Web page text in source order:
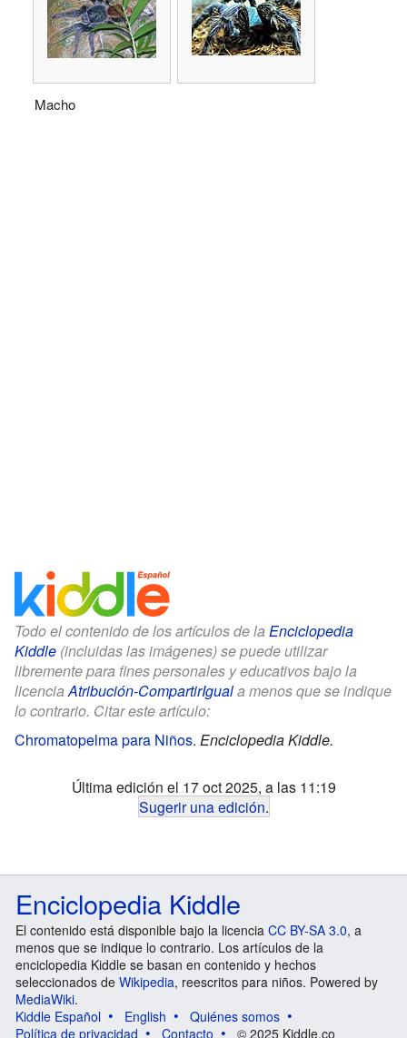
Macho
Todo el contenido de los artículos de la Enciclopedia
Kiddle (incluidas las imágenes) se puede utilizar
libremente para fines personales y educativos bajo la
licenciaAtribución-CompartirIguala menos que se indique
lo contrario. Citar este artículo:
Chromatopelma para Niños. Enciclopedia Kiddle.
Última edición el 17 oct 2025, a las 11:19
Sugerir una edición.
Enciclopedia Kiddle
El contenido está disponible bajo la licencia CC BY-SA 3.0, a
menos que se indique lo contrario. Los artículos de la
enciclopedia Kiddle se basan en contenido y hechos
seleccionados de Wikipedia, reescritos para niños. Powered by
MediaWiki.
Kiddle Español
English
Quiénes somos
Política de privacidad
Contacto © 2025 Kiddle.co